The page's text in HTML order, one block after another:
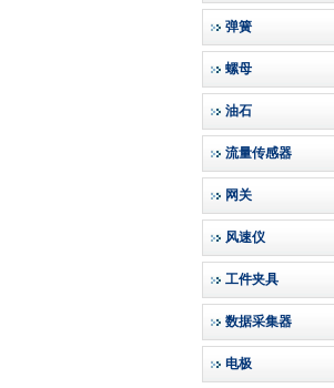
弹簧
螺母
油石
流量传感器
网关
风速仪
工件夹具
数据采集器
电极